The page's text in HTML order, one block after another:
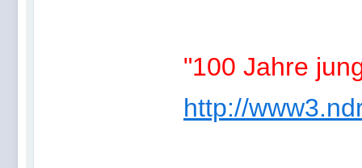
"100 Jahre
http://